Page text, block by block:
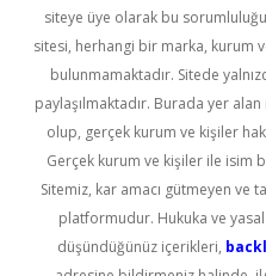
siteye üye olarak bu
sitesi, herhangi bir marka, kurum
bulunmamaktadır. Sitede
paylaşılmaktadır. Burada yer
olup, gerçek kurum ve kişiler
Gerçek kurum ve kişiler ile isim
Sitemiz, kar amacı gütmeyen ve
platformudur. Hukuka ve
düşündüğünüz içerikleri,